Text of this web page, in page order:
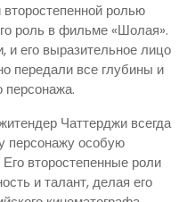
ролью
роль в фильме «Шолая».
и его выразительное лицо
передали все глубины и
персонажа.
Чаттерджи всегда
персонажу особую
второстепенные роли
и талант, делая его